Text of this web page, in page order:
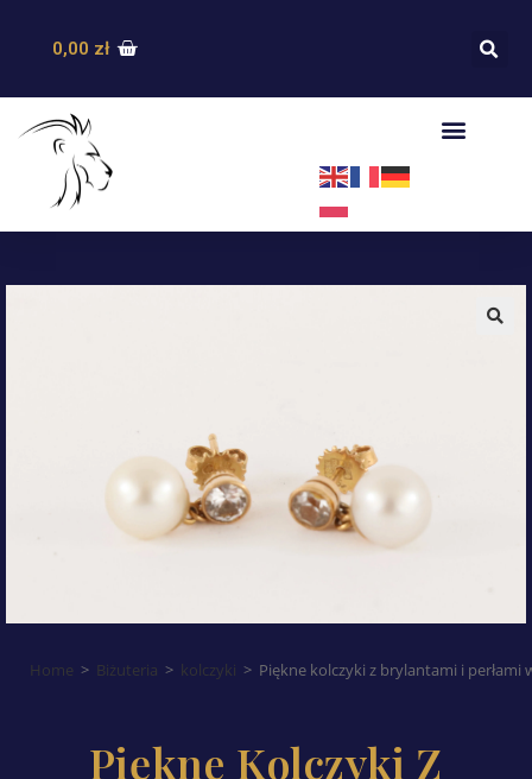
0,00 zł
Home > Biżuteria > kolczyki > Piękne kolczyki z brylantami i perłami
Piękne Kolczyki Z